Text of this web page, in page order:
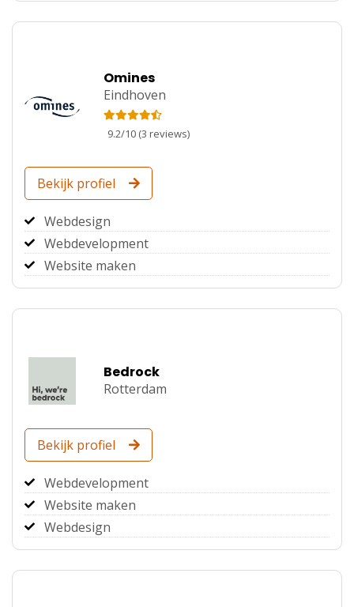
Omines
Eindhoven
9.2/10 (3 reviews)
Bekijk profiel
Webdesign
Webdevelopment
Website maken
Bedrock
Rotterdam
Bekijk profiel
Webdevelopment
Website maken
Webdesign